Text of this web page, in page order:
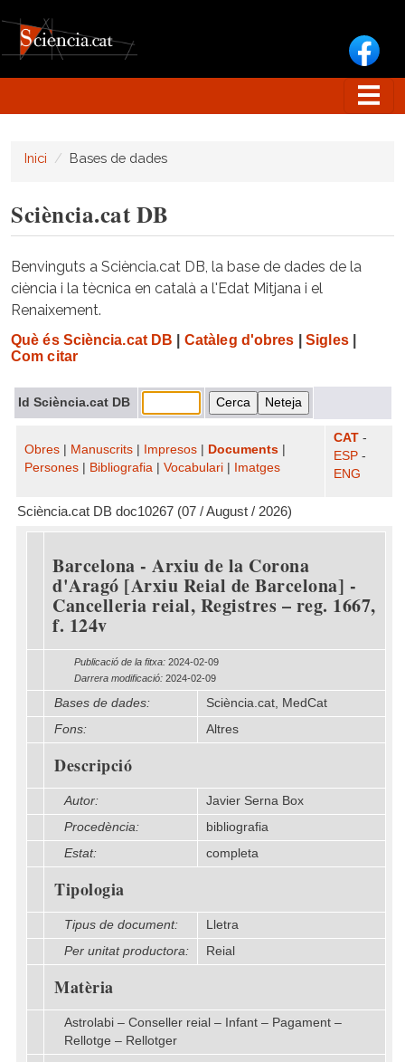
Inici Bases de dades
Sciència.cat DB
Benvinguts a Sciència.cat DB, la base de dades de la
ciència i la tècnica en català a l'Edat Mitjana i el
Renaixement.
Què és Sciència.cat DB Catàleg d'obres Sigles|
Com citar
Id Sciència.cat DB
Obres Manuscrits Impresos Documents
Persones
Bibliografia Vocabulari Imatges
CAT -
ESP -
ENG
Sciència.cat DB doc10267 (07 / August / 2026)
Barcelona - Arxiu de la Corona
d'Aragó [Arxiu Reial de Barcelona] -
Cancelleria reial, Registres – reg. 1667,
f. 124v
Publicació de la fitxa: 2024-02-09
Darrera modificació: 2024-02-09
Bases de dades:
Sciència.cat, MedCat
Fons:
Altres
Descripció
Autor:
Javier Serna Box
Procedència:
bibliografia
Estat:
completa
Tipologia
Tipus de document:
Lletra
Per unitat productora:
Reial
Matèria
Astrolabi – Conseller reial – Infant – Pagament –
Rellotge – Rellotger